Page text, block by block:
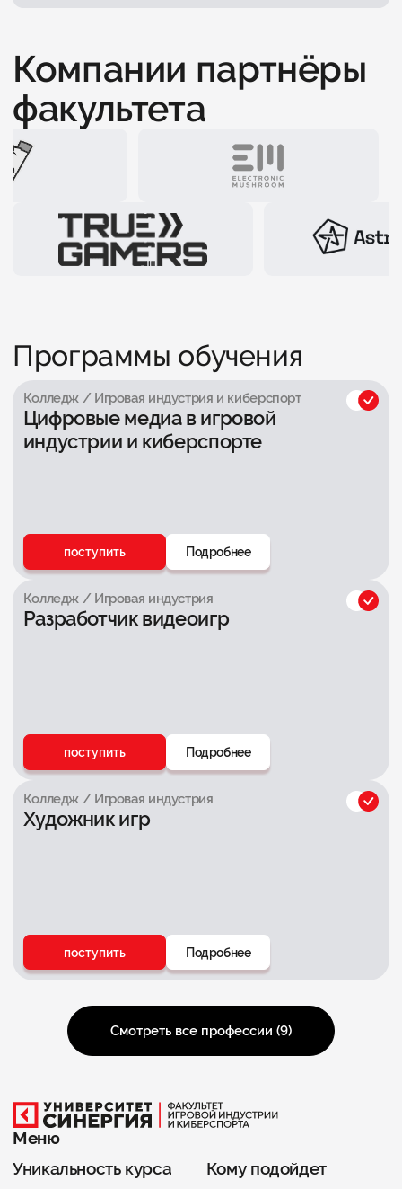
Компании партнёры
факультета
Программы обучения
Колледж / Игровая индустрия и киберспорт
Цифровые медиа в игровой
индустрии и киберспорте
поступить Подробнее
Колледж / Игровая индустрия
Разработчик видеоигр
поступить Подробнее
Колледж / Игровая индустрия
Художник игр
поступить Подробнее
Смотреть все профессии (9)
Меню
Уникальность курса
Кому подойдет